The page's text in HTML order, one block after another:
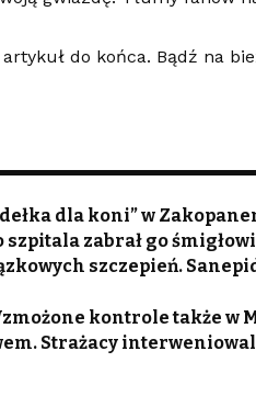
do końca. Bądź na
dla koni” w
zabrał go
szczepień.
kontrole także w
Strażacy